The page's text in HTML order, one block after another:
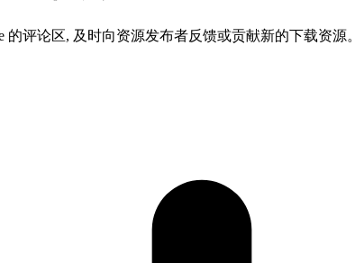
评论区, 及时向资源发布者反馈或贡献新的下载资源。